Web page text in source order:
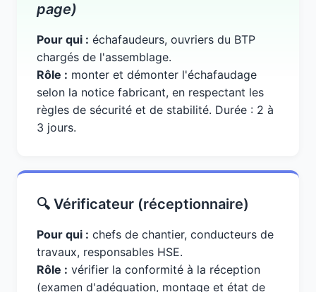
page)
Pour qui : échafaudeurs, ouvriers du BTP
chargés de l'assemblage.
Rôle : monter et démonter l'échafaudage
selon la notice fabricant, en respectant les
règles de sécurité et de stabilité. Durée : 2 à
3 jours.
🔍 Vérificateur (réceptionnaire)
Pour qui : chefs de chantier, conducteurs de
travaux, responsables HSE.
Rôle : vérifier la conformité à la réception
(examen d'adéquation, montage et état de